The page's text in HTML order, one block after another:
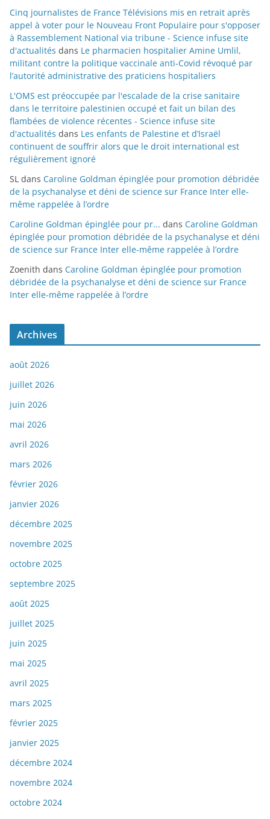
Cinq journalistes de France Télévisions mis en retrait après
appel à voter pour le Nouveau Front Populaire pour s'opposer
à Rassemblement National via tribune - Science infuse site
d'actualités dans Le pharmacien hospitalier Amine Umlil,
militant contre la politique vaccinale anti-Covid révoqué par
l’autorité administrative des praticiens hospitaliers
L'OMS est préoccupée par l'escalade de la crise sanitaire
dans le territoire palestinien occupé et fait un bilan des
flambées de violence récentes - Science infuse site
d'actualités dans Les enfants de Palestine et d’Israël
continuent de souffrir alors que le droit international est
régulièrement ignoré
SL dans Caroline Goldman épinglée pour promotion débridée
de la psychanalyse et déni de science sur France Inter elle-
même rappelée à l’ordre
Caroline Goldman épinglée pour pr... dans Caroline Goldman
épinglée pour promotion débridée de la psychanalyse et déni
de science sur France Inter elle-même rappelée à l’ordre
Zoenith dans Caroline Goldman épinglée pour promotion
débridée de la psychanalyse et déni de science sur France
Inter elle-même rappelée à l’ordre
Archives
août 2026
juillet 2026
juin 2026
mai 2026
avril 2026
mars 2026
février 2026
janvier 2026
décembre 2025
novembre 2025
octobre 2025
septembre 2025
août 2025
juillet 2025
juin 2025
mai 2025
avril 2025
mars 2025
février 2025
janvier 2025
décembre 2024
novembre 2024
octobre 2024